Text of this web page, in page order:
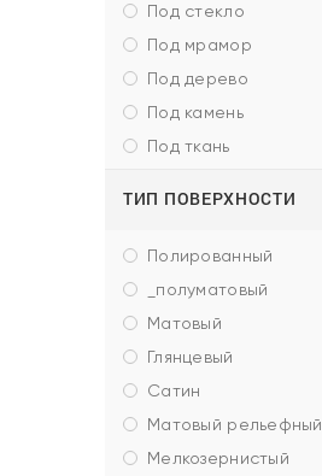
под стекло
под мрамор
под дерево
под камень
под ткань
ТИП ПОВЕРХНОСТИ
полированный
_полуматовый
матовый
глянцевый
сатин
матовый рельефный
мелкозернистый